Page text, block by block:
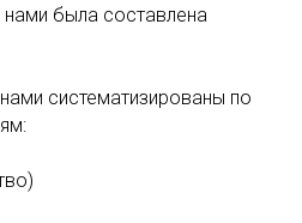
была составлена
систематизированы по